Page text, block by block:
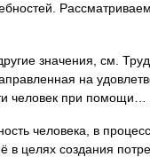
значения, см.
на
человек при
человека, в
в целях создания